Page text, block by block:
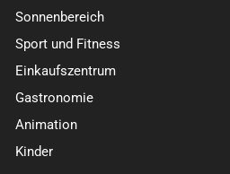
Sonnenbereich
Sport und Fitness
Einkaufszentrum
Gastronomie
Animation
Kinder